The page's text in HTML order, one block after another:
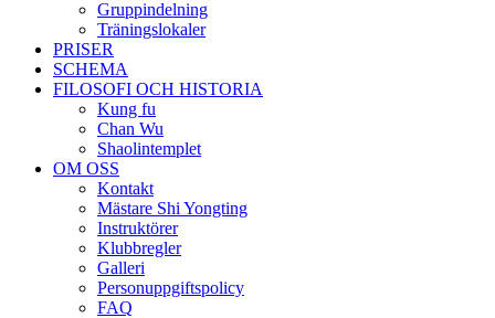
Gruppindelning
Träningslokaler
PRISER
SCHEMA
FILOSOFI OCH HISTORIA
Kung fu
Chan Wu
Shaolintemplet
OM OSS
Kontakt
Mästare Shi Yongting
Instruktörer
Klubbregler
Galleri
Personuppgiftspolicy
FAQ